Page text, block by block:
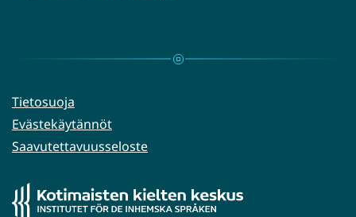
palveluun)
Tietosuoja
Evästekäytännöt
Saavutettavuusseloste